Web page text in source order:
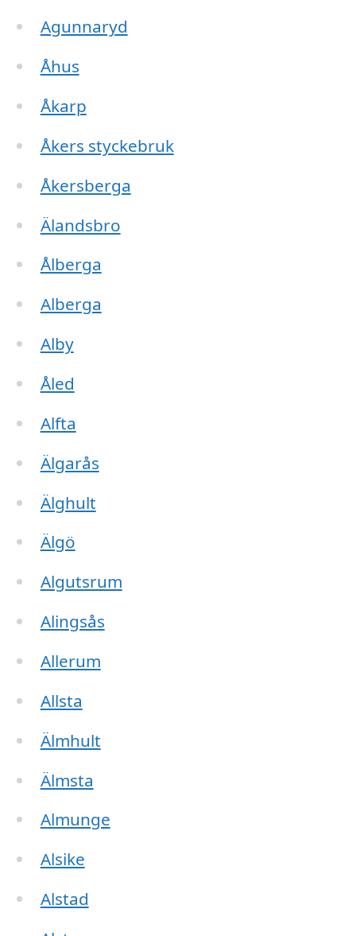
Agunnaryd
Åhus
Åkarp
Åkers styckebruk
Åkersberga
Älandsbro
Ålberga
Alberga
Alby
Åled
Alfta
Älgarås
Älghult
Älgö
Algutsrum
Alingsås
Allerum
Allsta
Älmhult
Älmsta
Almunge
Alsike
Alstad